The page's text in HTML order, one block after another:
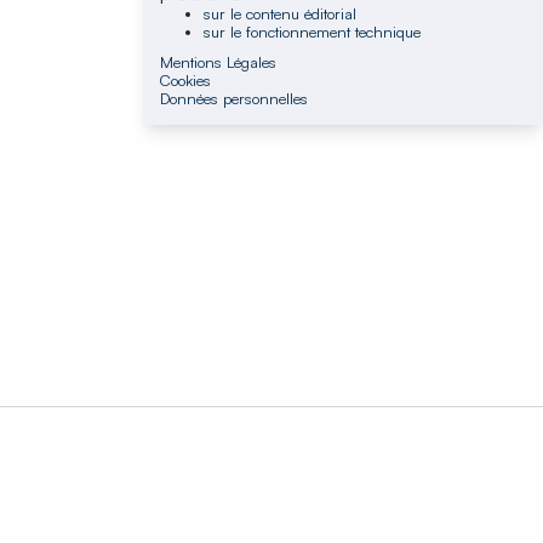
sur le contenu éditorial
sur le fonctionnement technique
Mentions Légales
Cookies
Données personnelles